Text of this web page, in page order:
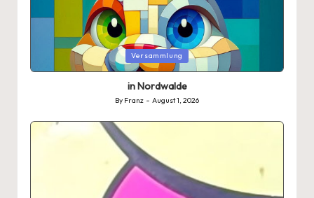
Posted
in
Versammlung
in Nordwalde
Posted
By Franz August 1, 2026